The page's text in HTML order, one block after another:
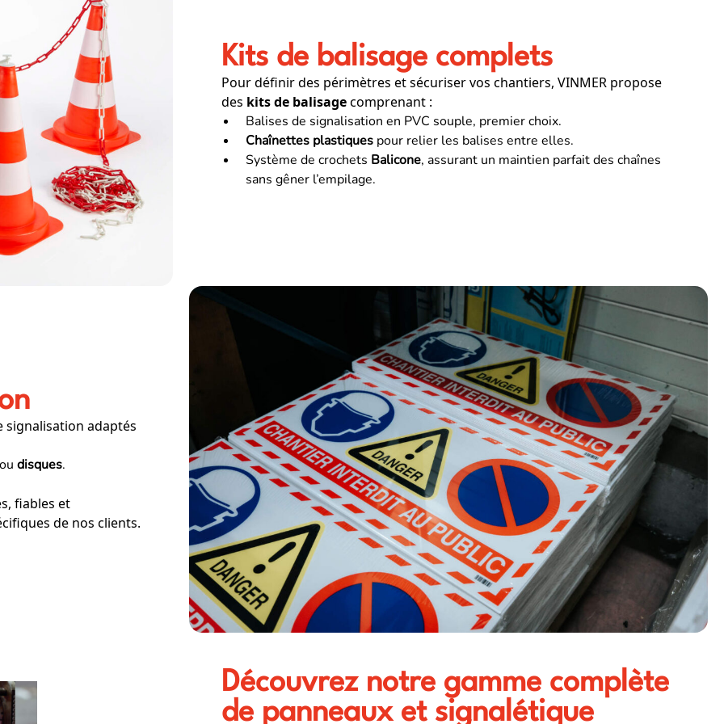
Kits de balisage complets
Pour définir des périmètres et sécuriser vos chantiers, VINMER propose
des kits de balisagecomprenant :
Balises de signalisation en PVC souple, premier choix.
Chaînettes plastiques pour relier les balises entre elles.
Système de crochets Balicone, assurant un maintien parfait des chaînes
sans gêner l’empilage.
signalisation adaptés
disques.
fiables et
de nos clients.
Découvrez notre gamme complète
de panneaux et signalétique